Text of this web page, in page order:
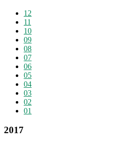
12
11
10
09
08
07
06
05
04
03
02
01
2017